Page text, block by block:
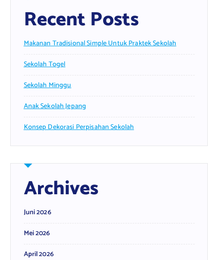
Recent Posts
Makanan Tradisional Simple Untuk Praktek Sekolah
Sekolah Togel
Sekolah Minggu
Anak Sekolah Jepang
Konsep Dekorasi Perpisahan Sekolah
Archives
Juni 2026
Mei 2026
April 2026